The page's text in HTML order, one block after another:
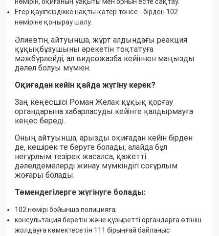
Егер қауіпсіздікке нақты қатер төнсе - бірден 102
нөміріне қоңырау шалу.
Әлиевтің айтуынша, жұрт алдындағы реакция
құқықбұзушыны әрекетін тоқтатуға
мәжбүрлейді, ал видеожазба кейіннен маңызды
дәлел болуы мүмкін.
Оқиғадан кейін қайда жүгіну керек?
Заң кеңесшісі Роман Желак құқық қорғау
органдарына хабарласуды кейінге қалдырмауға
кеңес береді.
Оның айтуынша, арызды оқиғадан кейін бірден
де, кешірек те беруге болады, алайда бұл
неғұрлым тезірек жасалса, қажетті
дәлелдемелерді жинау мүмкіндігі соғұрлым
жоғары болады.
Төмендегілерге жүгінуге болады:
102 нөмірі бойынша полицияға;
консультация беретін және құзыретті органдарға өтініш
жолдауға көмектесетін 111 бірыңғай байланыс